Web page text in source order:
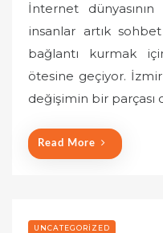
s
t
e
d
o
İnternet
insanlar artık
bağlantı kurmak
ötesine geçiyor.
değişimin bir parçası
Read More
UNCATEGORIZED